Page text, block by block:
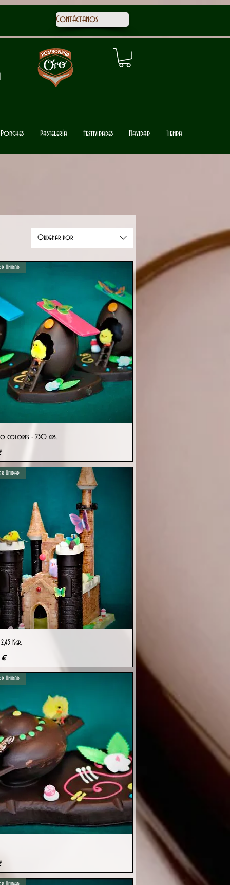
Contáctanos
Ponches Pastelería Festividades Navidad Tienda
Ordenar por
Vista rápida
Unidad
colores - 230 grs.
Unidad
Kgr.
Unidad